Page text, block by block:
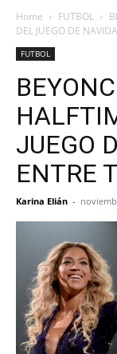
Home FUTBOL
DEL JUEGO DE
FUTBOL
JUEGO
ENTRE
Karina Elián -